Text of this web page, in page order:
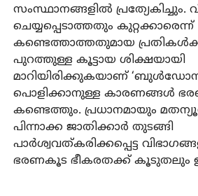
സംസ്ഥാനങ്ങളില്‍ പ്രത്യേകിച്ചും.
ചെയ്യപ്പെടാത്തതും കുറ്റക്കാരെന്ന്
കണ്ടെത്താത്തതുമായ
പുറത്തുള്ള കൂട്ടായ ശിക്ഷയായി
മാറിയിരിക്കുകയാണ്
പൊളിക്കാനുള്ള കാരണങ്ങള്‍
കണ്ടെത്തും. പ്രധാനമായും
പിന്നാക്ക ജാതിക്കാര്‍ തുടങ്ങി
പാര്‍ശ്വവത്കരിക്കപ്പെട്ട
ഭരണകൂട ഭീകരതക്ക് കൂടുതലും